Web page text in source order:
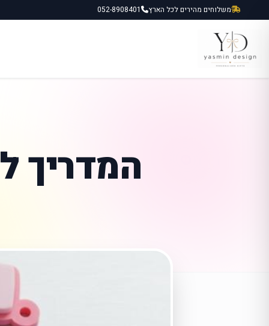
לתוכן
משלוחים מהירים לכל הארץ 052-8908401
המדריך